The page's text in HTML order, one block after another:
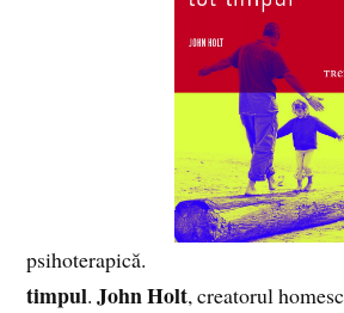
psihoterapică.
timpul.John Holt, creatorul